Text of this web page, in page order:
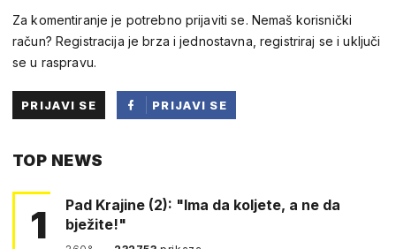
Za komentiranje je potrebno prijaviti se. Nemaš korisnički
račun? Registracija je brza i jednostavna, registriraj se i uključi
se u raspravu.
PRIJAVI SE
PRIJAVI SE
TOP NEWS
1
Pad Krajine (2): "Ima da koljete, a ne da
bježite!"